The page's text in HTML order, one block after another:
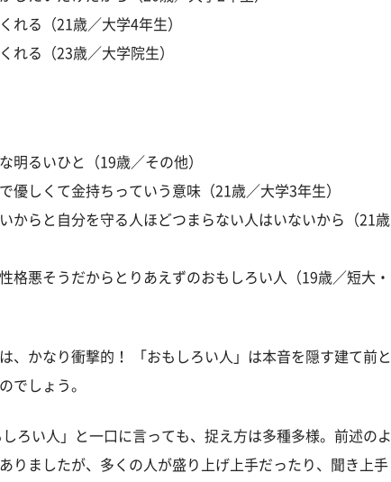
れる（21歳／大学4年生）
れる（23歳／大学院生）
明るいひと（19歳／その他）
優しくて金持ちっていう意味（21歳／大学3年生）
からと自分を守る人ほどつまらない人はいないから（21歳
格悪そうだからとりあえずのおもしろい人（19歳／短大・
、かなり衝撃的！ 「おもしろい人」は本音を隠す建て前と
でしょう。
ろい人」と一口に言っても、捉え方は多種多様。前述のよ
りましたが、多くの人が盛り上げ上手だったり、聞き上手